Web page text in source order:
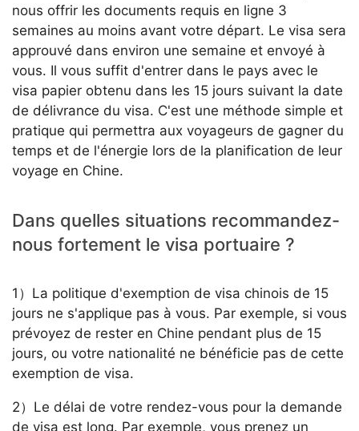
nous offrir les documents requis en ligne 3
semaines au moins avant votre départ. Le visa sera
approuvé dans environ une semaine et envoyé à
vous. Il vous suffit d'entrer dans le pays avec le
visa papier obtenu dans les 15 jours suivant la date
de délivrance du visa. C'est une méthode simple et
pratique qui permettra aux voyageurs de gagner du
temps et de l'énergie lors de la planification de leur
voyage en Chine.
Dans quelles situations recommandez-
nous fortement le visa portuaire ?
1）La politique d'exemption de visa chinois de 15
jours ne s'applique pas à vous. Par exemple, si vous
prévoyez de rester en Chine pendant plus de 15
jours, ou votre nationalité ne bénéficie pas de cette
exemption de visa.
2）Le délai de votre rendez-vous pour la demande
de visa est long. Par exemple, vous prenez un